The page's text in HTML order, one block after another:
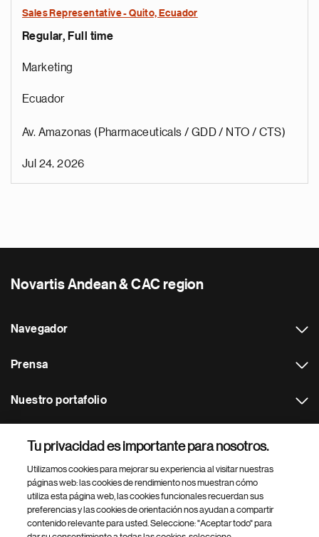
Sales Representative - Quito, Ecuador
Regular, Full time
Marketing
Ecuador
Av. Amazonas (Pharmaceuticals / GDD / NTO / CTS)
Jul 24, 2026
Novartis Andean & CAC region
Navegador
Prensa
Nuestro portafolio
Footer Site Search
Tu privacidad es importante para nosotros.
Utilizamos cookies para mejorar su experiencia al visitar nuestras
páginas web: las cookies de rendimiento nos muestran cómo
utiliza esta página web, las cookies funcionales recuerdan sus
preferencias y las cookies de orientación nos ayudan a compartir
contenido relevante para usted. Seleccione: "Aceptar todo" para